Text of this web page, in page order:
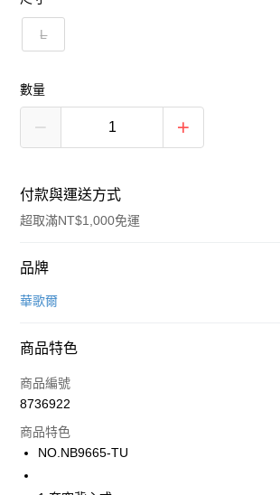
L
數量
付款與運送方式
超取滿NT$1,000免運
付款方式
信用卡一次付款
街口支付
ATM付款
品牌
華歌爾
商品特色
商品編號
8736922
商品特色
NO.NB9665-TU